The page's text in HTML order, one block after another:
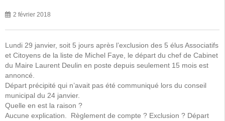
2 février 2018
Lundi 29 janvier, soit 5 jours après l’exclusion des 5 élus Associatifs
et Citoyens de la liste de Michel Faye, le départ du chef de Cabinet
du Maire Laurent Deulin en poste depuis seulement 15 mois est
annoncé.
Départ précipité qui n’avait pas été communiqué lors du conseil
municipal du 24 janvier.
Quelle en est la raison ?
Aucune explication. Règlement de compte ? Exclusion ? Départ